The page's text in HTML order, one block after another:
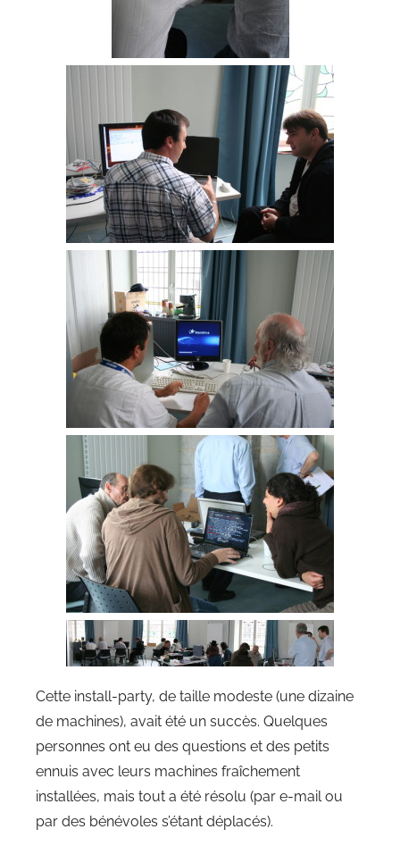
Cette install-party, de taille modeste (une dizaine
de machines), avait été un succès. Quelques
personnes ont eu des questions et des petits
ennuis avec leurs machines fraîchement
installées, mais tout a été résolu (par e-mail ou
par des bénévoles s’étant déplacés).